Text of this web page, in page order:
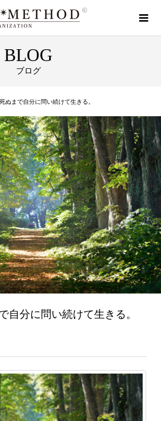
BLOG
ブログ
ぬまで自分に問い続けて生きる。
自分に問い続けて生きる。